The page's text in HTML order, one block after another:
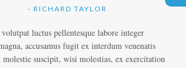
- RICHARD TAYLOR
luctus pellentesque labore integer
accusamus fugit ex interdum venenatis
molestie suscipit, wisi molestias, ex exercitation